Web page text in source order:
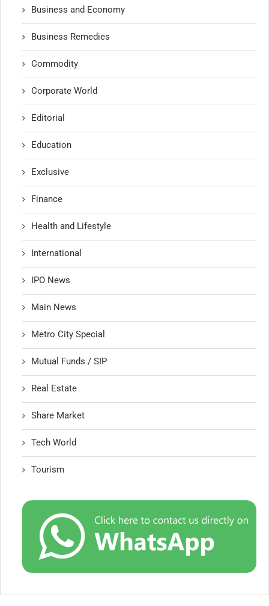
Business and Economy
Business Remedies
Commodity
Corporate World
Editorial
Education
Exclusive
Finance
Health and Lifestyle
International
IPO News
Main News
Metro City Special
Mutual Funds / SIP
Real Estate
Share Market
Tech World
Tourism